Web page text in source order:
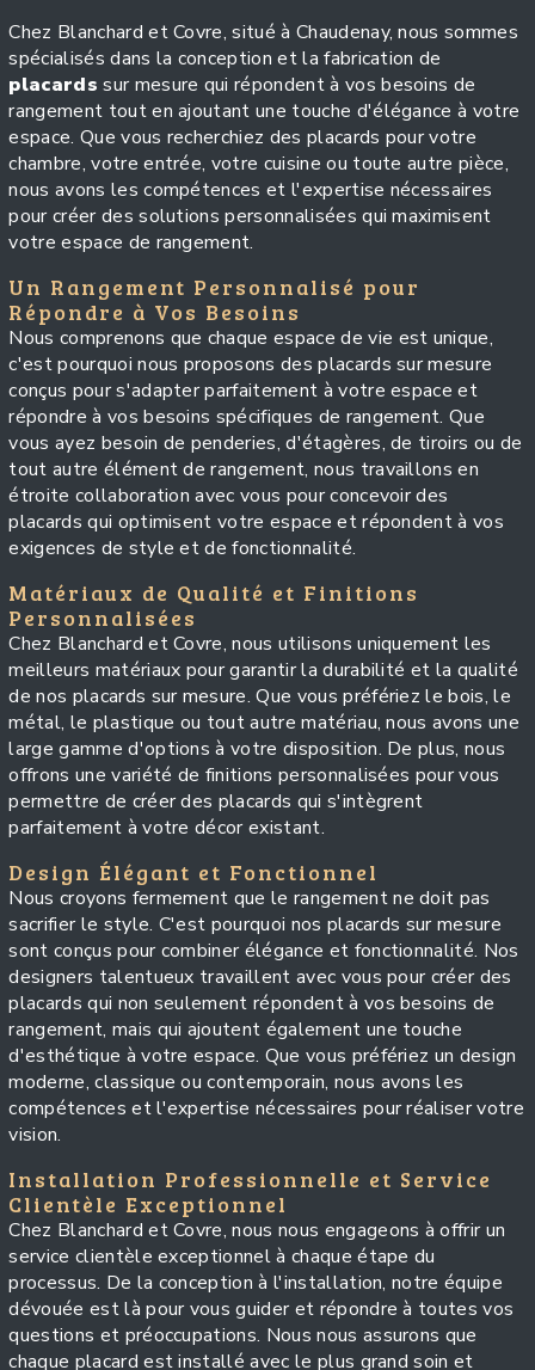
Chez Blanchard et Covre, situé à Chaudenay, nous sommes
spécialisés dans la conception et la fabrication de
placards sur mesure qui répondent à vos besoins de
rangement tout en ajoutant une touche d'élégance à votre
espace. Que vous recherchiez des placards pour votre
chambre, votre entrée, votre cuisine ou toute autre pièce,
nous avons les compétences et l'expertise nécessaires
pour créer des solutions personnalisées qui maximisent
votre espace de rangement.
Un Rangement Personnalisé pour
Répondre à Vos Besoins
Nous comprenons que chaque espace de vie est unique,
c'est pourquoi nous proposons des placards sur mesure
conçus pour s'adapter parfaitement à votre espace et
répondre à vos besoins spécifiques de rangement. Que
vous ayez besoin de penderies, d'étagères, de tiroirs ou de
tout autre élément de rangement, nous travaillons en
étroite collaboration avec vous pour concevoir des
placards qui optimisent votre espace et répondent à vos
exigences de style et de fonctionnalité.
Matériaux de Qualité et Finitions
Personnalisées
Chez Blanchard et Covre, nous utilisons uniquement les
meilleurs matériaux pour garantir la durabilité et la qualité
de nos placards sur mesure. Que vous préfériez le bois, le
métal, le plastique ou tout autre matériau, nous avons une
large gamme d'options à votre disposition. De plus, nous
offrons une variété de finitions personnalisées pour vous
permettre de créer des placards qui s'intègrent
parfaitement à votre décor existant.
Design Élégant et Fonctionnel
Nous croyons fermement que le rangement ne doit pas
sacrifier le style. C'est pourquoi nos placards sur mesure
sont conçus pour combiner élégance et fonctionnalité. Nos
designers talentueux travaillent avec vous pour créer des
placards qui non seulement répondent à vos besoins de
rangement, mais qui ajoutent également une touche
d'esthétique à votre espace. Que vous préfériez un design
moderne, classique ou contemporain, nous avons les
compétences et l'expertise nécessaires pour réaliser votre
vision.
Installation Professionnelle et Service
Clientèle Exceptionnel
Chez Blanchard et Covre, nous nous engageons à offrir un
service clientèle exceptionnel à chaque étape du
processus. De la conception à l'installation, notre équipe
dévouée est là pour vous guider et répondre à toutes vos
questions et préoccupations. Nous nous assurons que
chaque placard est installé avec le plus grand soin et